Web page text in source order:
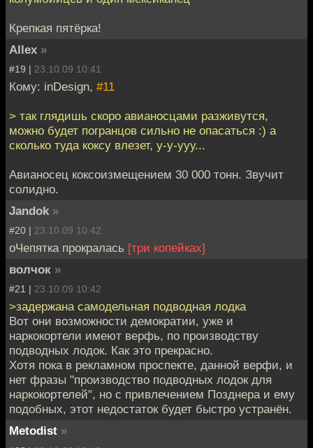
Крепкая пятёрка!
Allex »
#19 | 23.10.09 10:41
Кому: inDesign, #11
> так глядишь скоро авианосцами разживутся,
можно будет погранцов сильно не опасаться :) а
сколько туда коксу влезет, у-у-ууу...
Авианосец коксоизмещением 30 000 тонн. Звучит
солидно.
Jandok »
#20 | 23.10.09 10:42
оЧепятка прокралась [три копейках]
волчок »
#21 | 23.10.09 10:42
>задержана самодельная подводная лодка
Вот они возможности демократии, уже и
наркокортели имеют верфь, по производству
подводных лодок. Как это прекрасно.
Хотя пока в рекламном проспекте, данной верфи, и
нет фразы "производство подводных лодок для
наркокортелей", но с привлечением Позднера и ему
подобных, этот недостаток будет быстро устранён.
Metodist »